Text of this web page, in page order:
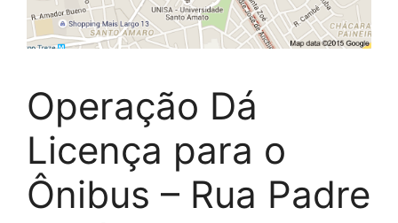
Operação Dá
Licença para o
Ônibus – Rua Padre